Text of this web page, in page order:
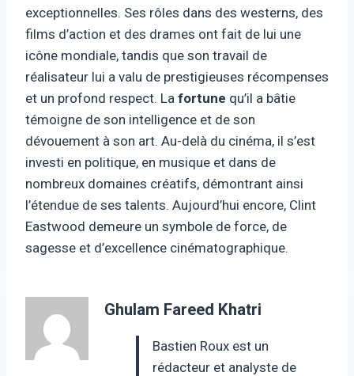
exceptionnelles. Ses rôles dans des westerns, des
films d’action et des drames ont fait de lui une
icône mondiale, tandis que son travail de
réalisateur lui a valu de prestigieuses récompenses
et un profond respect. La fortune qu’il a bâtie
témoigne de son intelligence et de son
dévouement à son art. Au-delà du cinéma, il s’est
investi en politique, en musique et dans de
nombreux domaines créatifs, démontrant ainsi
l’étendue de ses talents. Aujourd’hui encore, Clint
Eastwood demeure un symbole de force, de
sagesse et d’excellence cinématographique.
Ghulam Fareed Khatri
Bastien Roux est un
rédacteur et analyste de